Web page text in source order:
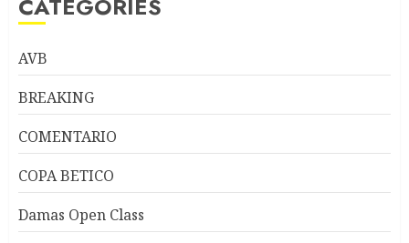
CATEGORIES
AVB
BREAKING
COMENTARIO
COPA BETICO
Damas Open Class